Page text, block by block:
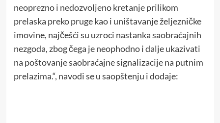
neoprezno i nedozvoljeno kretanje prilikom
prelaska preko pruge kao i uništavanje željezničke
imovine, najčešći su uzroci nastanka saobraćajnih
nezgoda, zbog čega je neophodno i dalje ukazivati
na poštovanje saobraćajne signalizacije na putnim
prelazima.“, navodi se u saopštenju i dodaje: